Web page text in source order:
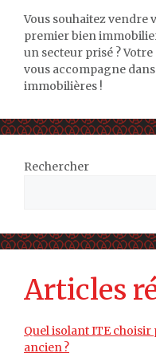
Vous souhaitez vendre
premier bien
un secteur prisé ?
vous accompagne
immobilières !
Rechercher
Articles
Quel isolant ITE
ancien ?